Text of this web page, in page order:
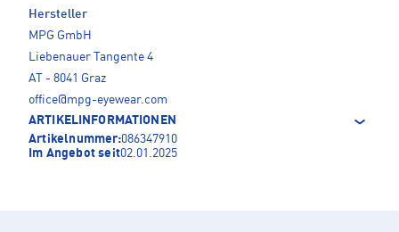
Hersteller
MPG GmbH
Liebenauer Tangente 4
AT - 8041 Graz
office@mpg-eyewear.com
ARTIKELINFORMATIONEN
Artikelnummer:086347910
Im Angebot seit02.01.2025